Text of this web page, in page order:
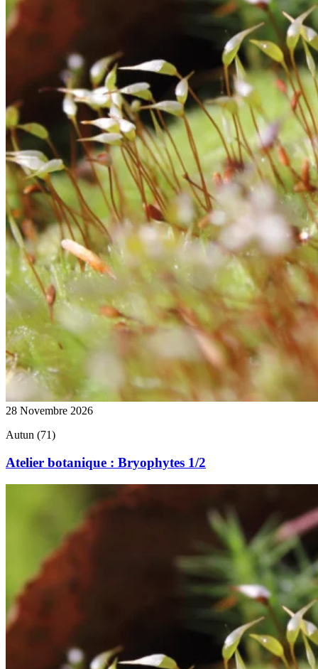
28 Novembre 2026
Autun (71)
Atelier botanique : Bryophytes 1/2